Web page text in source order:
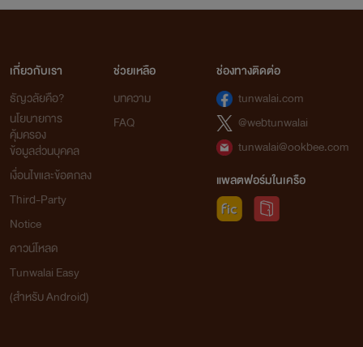
เกี่ยวกับเรา
ธัญวลัยคือ?
นโยบายการ
คุ้มครอง
ข้อมูลส่วนบุคคล
เงื่อนไขและข้อตกลง
Third-Party
Notice
ดาวน์โหลด
Tunwalai Easy
(สำหรับ Android)
ช่วยเหลือ
บทความ
FAQ
ช่องทางติดต่อ
tunwalai.com
@webtunwalai
tunwalai@ookbee.com
แพลตฟอร์มในเครือ